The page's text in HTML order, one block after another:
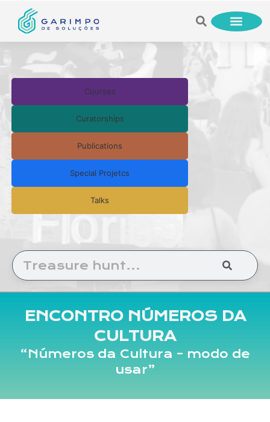
Courses
Curatorships
Publications
Special Projetcs
Talks
ENCONTRO NÚMEROS DA
CULTURA
“Números da Cultura – modo de
usar”